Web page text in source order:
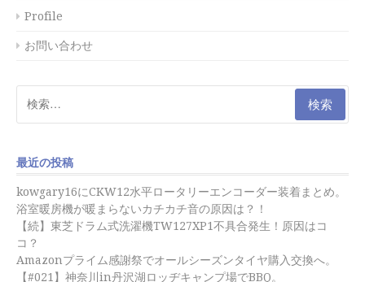
Profile
お問い合わせ
索:
最近の投稿
kowgary16にCKW12水平ロータリーエンコーダー装着まとめ。
浴室暖房機が暖まらないカチカチ音の原因は？！
【続】東芝ドラム式洗濯機TW127XP1不具合発生！原因はコ
コ？
Amazonプライム感謝祭でオールシーズンタイヤ購入交換へ。
【#021】神奈川in丹沢湖ロッヂキャンプ場でBBQ。